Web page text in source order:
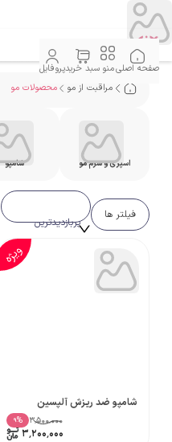
صفحه اصلیمنو سبد خریدپروفایل
مراقبت از مو
محصولات مو
اسپری و سرم مو شامپو
پربازدیدترین
فیلتر ها
ویژه
شامپو ضد ریزش آلپسین
۳٬۵۰۰٬۰۰۰ %
9
۳٬۲۰۰٬۰۰۰